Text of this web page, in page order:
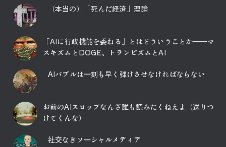
送
り
（本当の）「死んだ経済」理論
「AIに行政機能を委ねる」とはどういうことか――マ
スキズムとDOGE、トランピズムとAI
AIバブルは一刻も早く弾けさせなければならない
お前のAIスロップなんざ誰も読みたくねえよ（送りつ
けてくんな）
社交なきソーシャルメディア